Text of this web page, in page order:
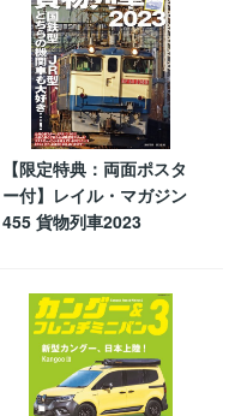
【限定特典：両面ポスタ
ー付】レイル・マガジン
455 貨物列車2023